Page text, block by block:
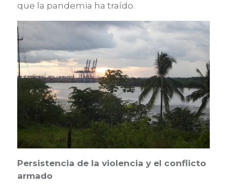
que la pandemia ha traído.
Persistencia de la violencia y el conflicto
armado